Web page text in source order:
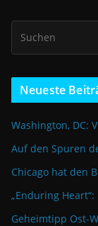
Neueste
Washington, DC:
Auf den Spuren
Chicago hat den
„Enduring
Geheimtipp Ost-